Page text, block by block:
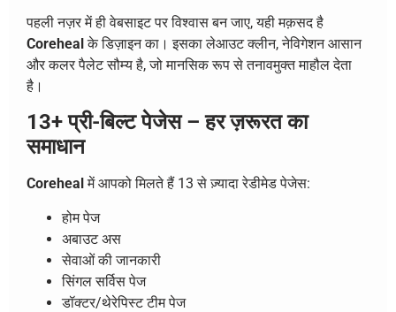
पहली नज़र में ही वेबसाइट पर विश्वास बन जाए, यही मक़सद है
Corehealके डिज़ाइन का। इसका लेआउट क्लीन, नेविगेशन आसान
और कलर पैलेट सौम्य है, जो मानसिक रूप से तनावमुक्त माहौल देता
है।
13+ प्री-बिल्ट पेजेस – हर ज़रूरत का
समाधान
Coreheal में आपको मिलते हैं 13 से ज़्यादा रेडीमेड पेजेस:
होम पेज
अबाउट अस
सेवाओं की जानकारी
सिंगल सर्विस पेज
डॉक्टर/थेरेपिस्ट टीम पेज